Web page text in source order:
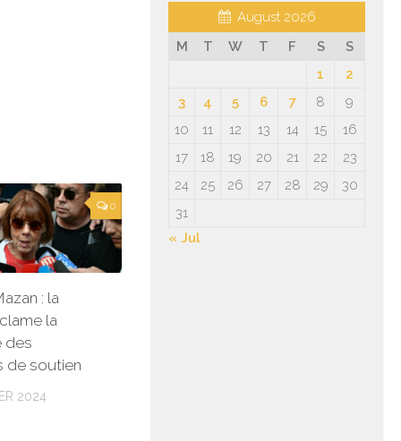
0
: la
la
des
de soutien
2024
August 2026
M
T W T F S
S
1
2
3
4 5 6 7 8
9
10
11 12 13 14 15
16
17
18 19 20 21 22
23
24
25 26 27 28 29
30
31
« Jul